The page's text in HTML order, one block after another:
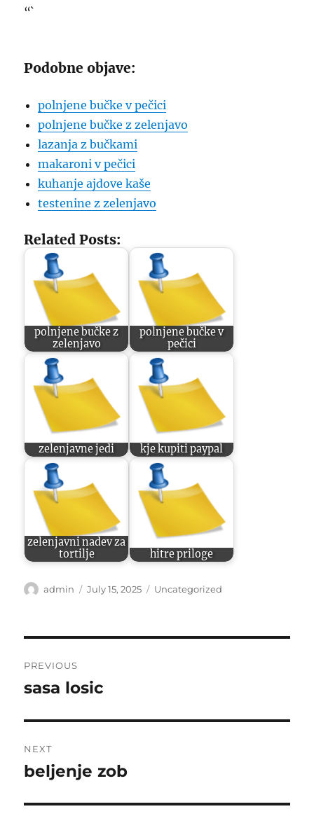
“`
Podobne objave:
polnjene bučke v pečici
polnjene bučke z zelenjavo
lazanja z bučkami
makaroni v pečici
kuhanje ajdove kaše
testenine z zelenjavo
Related Posts:
polnjene bučke z
zelenjavo
polnjene bučke v
pečici
zelenjavne jedi kje kupiti paypal
zelenjavni nadev za
tortilje
hitre priloge
Author
admin
Posted
July 15, 2025 Categories
Uncategorized
navigation
PREVIOUS
Previous
sasa losic
NEXT
Next
beljenje zob